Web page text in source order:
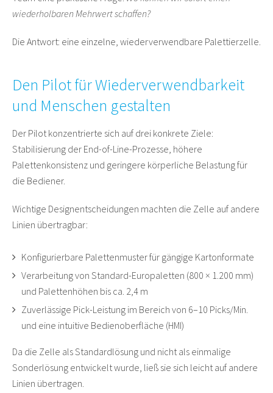
wiederholbaren Mehrwert schaffen?
Die Antwort: eine einzelne, wiederverwendbare Palettierzelle.
Den Pilot für Wiederverwendbarkeit
und Menschen gestalten
Der Pilot konzentrierte sich auf drei konkrete Ziele:
Stabilisierung der End-of-Line-Prozesse, höhere
Palettenkonsistenz und geringere körperliche Belastung für
die Bediener.
Wichtige Designentscheidungen machten die Zelle auf andere
Linien übertragbar:
Konfigurierbare Palettenmuster für gängige Kartonformate
Verarbeitung von Standard-Europaletten (800 × 1.200 mm)
und Palettenhöhen bis ca. 2,4 m
Zuverlässige Pick-Leistung im Bereich von 6–10 Picks/Min.
und eine intuitive Bedienoberfläche (HMI)
Da die Zelle als Standardlösung und nicht als einmalige
Sonderlösung entwickelt wurde, ließ sie sich leicht auf andere
Linien übertragen.